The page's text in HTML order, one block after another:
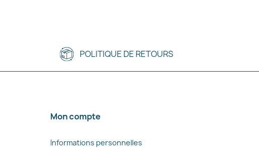
POLITIQUE DE RETOURS
Mon compte
Informations personnelles